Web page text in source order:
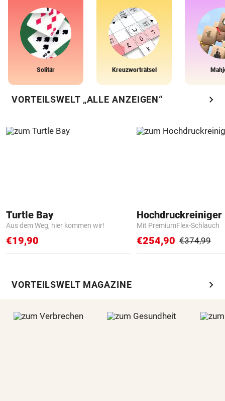
Solitär Kreuzworträtsel
VORTEILSWELT „ALLE ANZEIGEN“ chevron_right
Turtle Bay
Aus dem Weg, hier kommen wir!
€19,90
Hochdruckreiniger
Mit PremiumFlex-Schlauch
€254,90 €374,99
VORTEILSWELT MAGAZINE chevron_right